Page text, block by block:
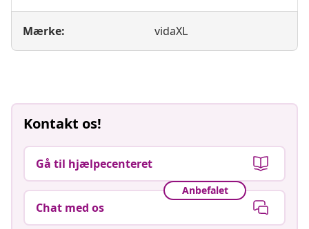
Mærke: vidaXL
Kontakt os!
Gå til hjælpecenteret
Anbefalet
Chat med os